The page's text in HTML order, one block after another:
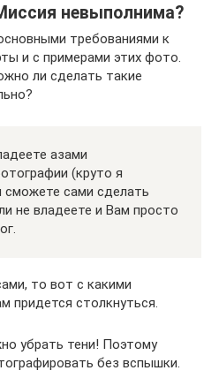
невыполнима?
требованиями к
и с примерами этих фото.
ли сделать такие
азами
(круто я
сможете сами сделать
не владеете и Вам просто
то вот с какими
придется столкнуться.
убрать тени! Поэтому
без вспышки.